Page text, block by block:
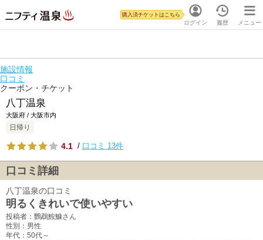
ログイン
購入済チケットはこちら
履歴 メニュー
施設情報
口コミ
クーポン・チケット
八丁温泉
大阪府 / 大阪市内
日帰り
4.1 / 口コミ 13件
口コミ詳細
八丁温泉の口コミ
明るくきれいで使いやすい
投稿者：鸚鵡鮟鱇さん
性別：男性
年代：50代～